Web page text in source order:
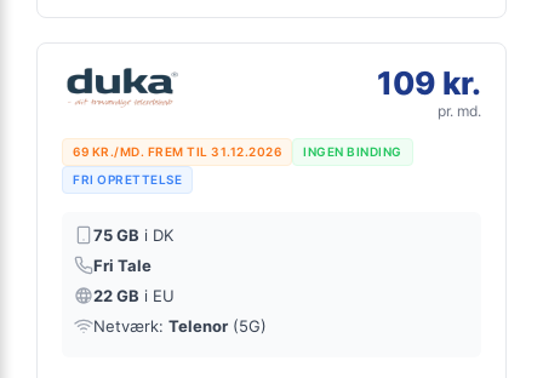
109 kr.
pr. md.
69 KR./MD. FREM TIL 31.12.2026
INGEN BINDING
FRI OPRETTELSE
75 GB i DK
Fri Tale
22 GB i EU
Netværk: Telenor (5G)